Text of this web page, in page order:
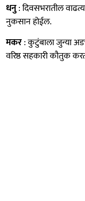
धनु: दिवसभरातील
नुकसान होईल.
मकर: कुटुंबाला जुन्या
वरिष्ठ सहकारी कौतुक